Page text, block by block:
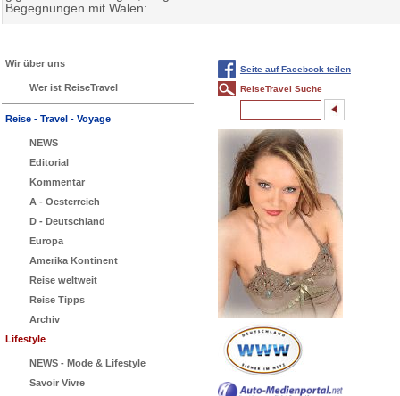
Begegnungen mit Walen:...
Wir über uns
Wer ist ReiseTravel
Reise - Travel - Voyage
NEWS
Editorial
Kommentar
A - Oesterreich
D - Deutschland
Europa
Amerika Kontinent
Reise weltweit
Reise Tipps
Archiv
Lifestyle
NEWS - Mode & Lifestyle
Savoir Vivre
Seite auf Facebook teilen
ReiseTravel Suche